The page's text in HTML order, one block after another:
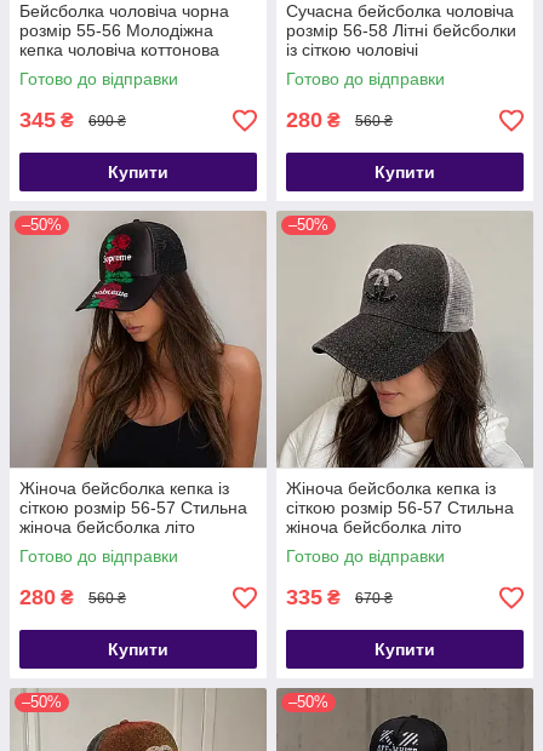
Бейсболка чоловіча чорна
розмір 55-56 Молодіжна
кепка чоловіча коттонова
Готово до відправки
345 ₴ 690 ₴
Купити
Сучасна бейсболка чоловіча
розмір 56-58 Літні бейсболки
із сіткою чоловічі
Готово до відправки
280 ₴ 560 ₴
Купити
–50%
Жіноча бейсболка кепка із
сіткою розмір 56-57 Стильна
жіноча бейсболка літо
Готово до відправки
280 ₴ 560 ₴
Купити
–50%
Жіноча бейсболка кепка із
сіткою розмір 56-57 Стильна
жіноча бейсболка літо
Готово до відправки
335 ₴ 670 ₴
Купити
–50% –50%